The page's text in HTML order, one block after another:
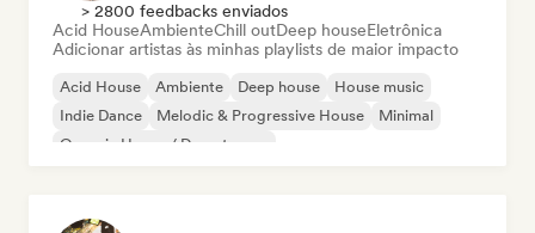
> 2800 feedbacks enviados
Acid HouseAmbienteChill outDeep houseEletrônica
Adicionar artistas às minhas playlists de maior impacto
Acid House Ambiente Deep house
House music
Indie Dance
Melodic & Progressive House
Minimal
Organic House / Downtempo